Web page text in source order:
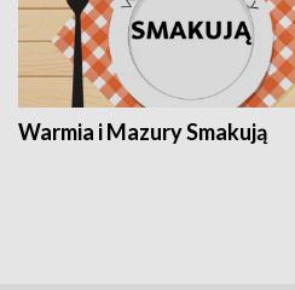
Warmia i Mazury Smakują